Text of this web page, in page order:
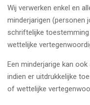
Wij verwerken enkel en
minderjarigen (personen
schriftelijke
wettelijke
Een minderjarige kan
indien er uitdrukkelijke
of wettelijke